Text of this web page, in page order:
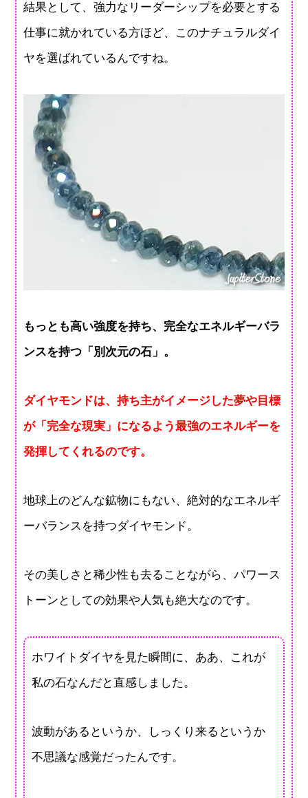
結果として、強力なリーダーシップを必要とする
仕事に就かれている方ほど、このナチュラルダイ
ヤを選ばれているんですね。
もっとも高い強度を持ち、完全なエネルギーバラ
ンスを持つ「別次元の石」。
ダイヤモンドは、持ち主がイメージした夢や目標
が「完全な現実」になるよう最強のエネルギーを
発揮してくれるのです。
地球上のどんな鉱物にもない、絶対的なエネルギ
ーバランスを持つダイヤモンド。
その美しさと稀少性も去ることながら、パワース
トーンとしての効果や人気も絶大なのです。
ホワイトダイヤを見た瞬間に、ああ、これが
私の石なんだと直感しました。
波動があるというか、しっくり来るというか
不思議な感覚だったんです。